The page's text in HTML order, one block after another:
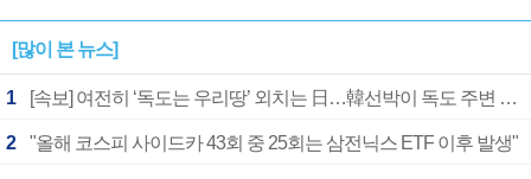
[많이 본 뉴스]
1 [속보] 여전히 ‘독도는 우리땅’ 외치는 日…韓선박이 독도 주변 해양조사 활동하자 반발
2 "올해 코스피 사이드카 43회 중 25회는 삼전닉스 ETF 이후 발생"